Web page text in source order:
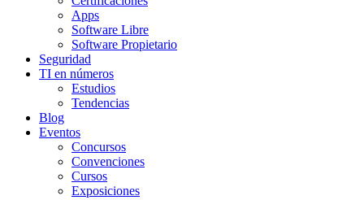
Apps
Software Libre
Software Propietario
Seguridad
TI en números
Estudios
Tendencias
Blog
Eventos
Concursos
Convenciones
Cursos
Exposiciones